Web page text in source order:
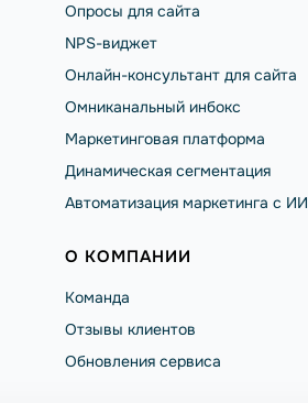
Опросы для сайта
NPS-виджет
Онлайн-консультант для сайта
Омниканальный инбокс
Маркетинговая платформа
Динамическая сегментация
Автоматизация маркетинга с ИИ
О КОМПАНИИ
Команда
Отзывы клиентов
Обновления сервиса